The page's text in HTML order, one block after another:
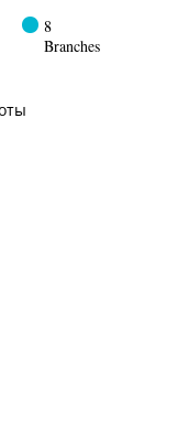
8
Branches